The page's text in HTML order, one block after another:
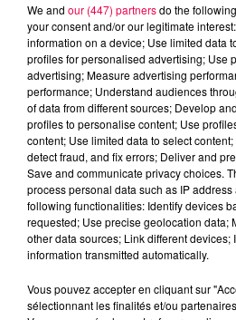
Studio 5150, Los Angeles, milieu
Van Halen et son ingénieur
en secret un morceau que le
catégoriquement de jouer. Le
producteur écoute la démo.
gars." Le seul numéro un de
Retour en 1981. Eddie
c'est simple, hymnique,
Mais pour les puristes du hard
absolue. Le bassiste Michael
"Dave pensait que ça donnerait
Pendant deux ans, Eddie garde
We and our (447) partnersdo the
your consent and/or our legitimate
information on a device; Use limited data
profiles for personalised advertising; Use
advertising; Measure advertising
performance; Understand audiences
of data from different sources; Develop
profiles to personalise content; Use
content; Use limited data to select
detect fraud, and fix errors; Deliver and
Save and communicate privacy choices.
process personal data such as IP
following functionalities: Identify devices
requested; Use precise geolocation data;
other data sources; Link different devices;
information transmitted automatically.
Vous pouvez accepter en cliquant sur
sélectionnant les finalités et/ou